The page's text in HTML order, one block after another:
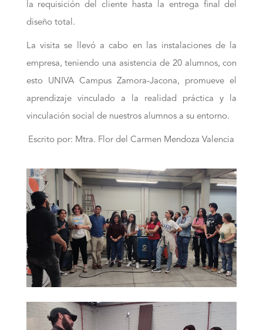
la requisición del cliente hasta la entrega final del
diseño total.
La visita se llevó a cabo en las instalaciones de la
empresa, teniendo una asistencia de 20 alumnos,con
esto UNIVA Campus Zamora-Jacona, promueve el
aprendizaje vinculado a la realidad práctica y la
vinculación social de nuestros alumnos a su entorno.
Escrito por: Mtra. Flor del Carmen Mendoza Valencia